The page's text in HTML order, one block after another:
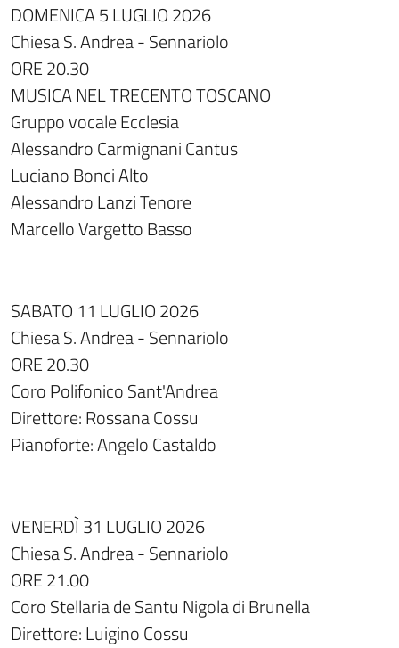
DOMENICA 5 LUGLIO 2026
Chiesa S. Andrea - Sennariolo
ORE 20.30
MUSICA NEL TRECENTO TOSCANO
Gruppo vocale Ecclesia
Alessandro Carmignani Cantus
Luciano Bonci Alto
Alessandro Lanzi Tenore
Marcello Vargetto Basso
SABATO 11 LUGLIO 2026
Chiesa S. Andrea - Sennariolo
ORE 20.30
Coro Polifonico Sant'Andrea
Direttore: Rossana Cossu
Pianoforte: Angelo Castaldo
VENERDÌ 31 LUGLIO 2026
Chiesa S. Andrea - Sennariolo
ORE 21.00
Coro Stellaria de Santu Nigola di Brunella
Direttore: Luigino Cossu